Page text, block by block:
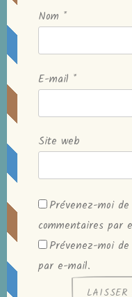
Nom *
E-mail *
Site web
Prévenez-moi
commentaires par
Prévenez-moi
par e-mail.